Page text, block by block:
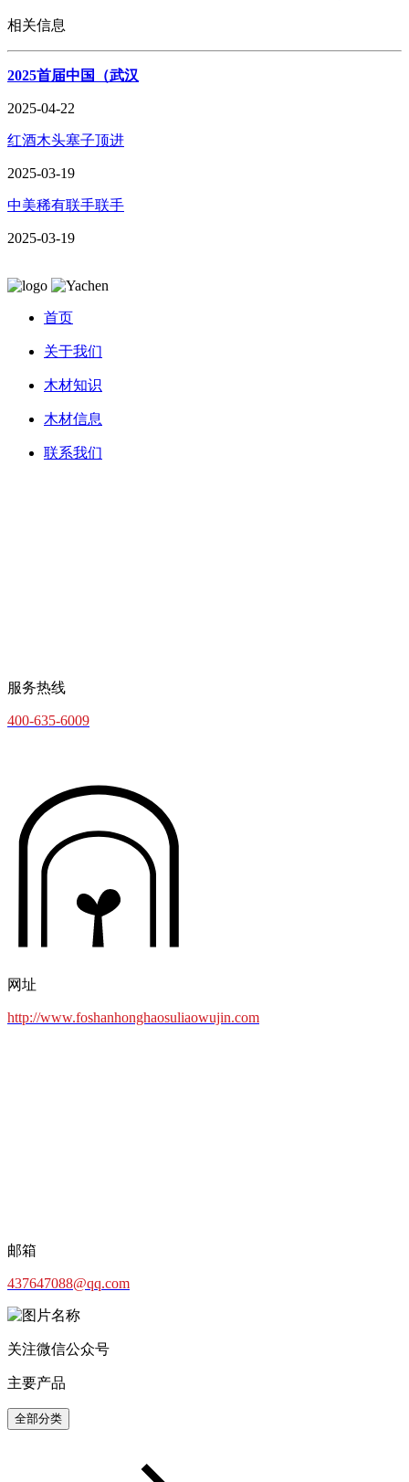
相关信息
2025首届中国（武汉
2025-04-22
红酒木头塞子顶进
2025-03-19
中美稀有联手联手
2025-03-19
首页
关于我们
木材知识
木材信息
联系我们
服务热线
400-635-6009
网址
http://www.foshanhonghaosuliaowujin.com
邮箱
437647088@qq.com
关注微信公众号
主要产品
全部分类